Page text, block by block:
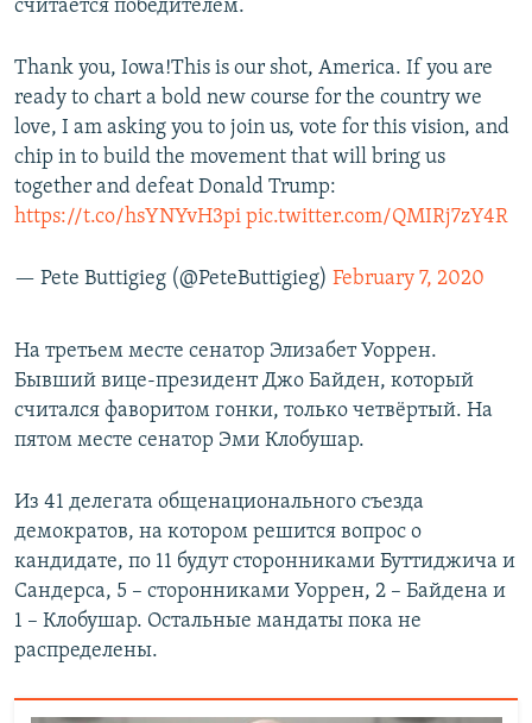
считается победителем.
Thank you, Iowa!This is our shot, America. If you are
ready to chart a bold new course for the country we
love, I am asking you to join us, vote for this vision, and
chip in to build the movement that will bring us
together and defeat Donald Trump:
https://t.co/hsYNYvH3pi pic.twitter.com/QMIRj7zY4R
— Pete Buttigieg (@PeteButtigieg) February 7, 2020
На третьем месте сенатор Элизабет Уоррен.
Бывший вице-президент Джо Байден, который
считался фаворитом гонки, только четвёртый. На
пятом месте сенатор Эми Клобушар.
Из 41 делегата общенационального съезда
демократов, на котором решится вопрос о
кандидате, по 11 будут сторонниками Буттиджича и
Сандерса, 5 – сторонниками Уоррен, 2 – Байдена и
1 – Клобушар. Остальные мандаты пока не
распределены.